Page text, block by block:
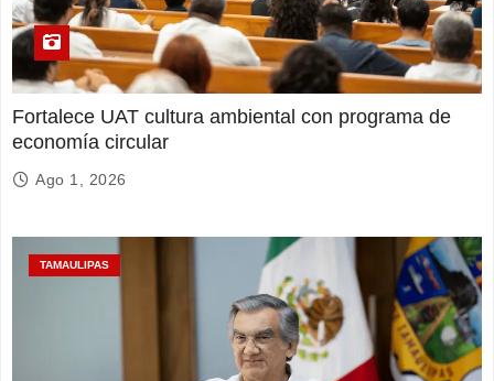
Fortalece UAT cultura ambiental con programa de
economía circular
Ago 1, 2026
TAMAULIPAS